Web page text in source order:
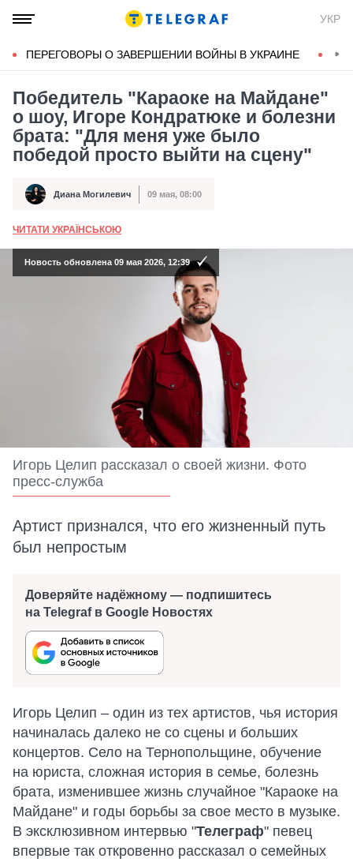
УКР
ПЕРЕГОВОРЫ О ЗАВЕРШЕНИИ ВОЙНЫ В УКРАИНЕ
Победитель "Караоке на Майдане"
о шоу, Игоре Кондратюке и болезни
брата: "Для меня уже было
победой просто выйти на сцену"
Автор Диана Могилевич
Дата публикации 09 мая, 08:00
ЧИТАТИ УКРАЇНСЬКОЮ
Новость обновлена 09 мая 2026, 12:39
Игорь Целип рассказал о своей жизни. Фото
пресс-служба
Артист признался, что его жизненный путь
был непростым
Доверяйте надёжному — подпишитесь
на Telegraf в Google Новостях
Игорь Целип – один из тех артистов, чья история
начиналась далеко не со сцены и больших
концертов. Село на Тернопольщине, обучение
на юриста, сложная история в семье, болезнь
брата, изменившее жизнь случайное "Караоке на
Майдане" и годы борьбы за свое место в музыке.
В эксклюзивном интервью "Телеграф" певец
впервые так откровенно рассказал о семейных